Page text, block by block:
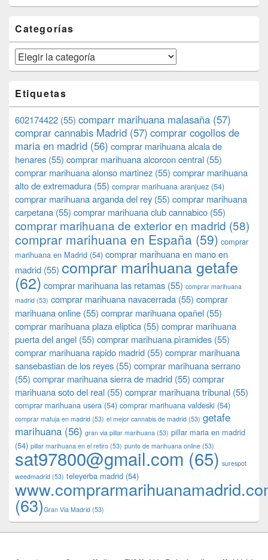
Categorías
Categorías
Etiquetas
602174422 (55) comparr marihuana malasaña (57)
comprar cannabis Madrid (57) comprar cogollos de
maria en madrid (56) comprar marihuana alcala de
henares (55) comprar marihuana alcorcon central (55)
comprar marihuana alonso martinez (55) comprar marihuana
alto de extremadura (55) comprar marihuana aranjuez (54)
comprar marihuana arganda del rey (55) comprar marihuana
carpetana (55) comprar marihuana club cannabico (55)
comprar marihuana de exterior en madrid (58)
comprar marihuana en España (59) comprar
marihuana en Madrid (54) comprar marihuana en mano en
madrid (55) comprar marihuana getafe
(62) comprar marihuana las retamas (55) comprar marihuana
madrid (53) comprar marihuana navacerrada (55) comprar
marihuana online (55) comprar marihuana opañel (55)
comprar marihuana plaza eliptica (55) comprar marihuana
puerta del angel (55) comprar marihuana pìramides (55)
comprar marihuana rapido madrid (55) comprar marihuana
sansebastian de los reyes (55) comprar marihuana serrano
(55) comprar marihuana sierra de madrid (55) comprar
marihuana soto del real (55) comprar marihuana tribunal (55)
comprar marihuana usera (54) comprar marihuana valdeski (54)
comprar matuja en madrid (53) el mejor cannabis de madrid (53) getafe
marihuana (56) gran via pillar marihuana (53) pillar maria en madrid
(54) pillar marihuana en el retiro (53) punto de marihuana online (53)
sat97800@gmail.com (65) surespot
weedmadrid (53) teleyerba madrid (54)
(63)​​Gran Via Madrid (53)